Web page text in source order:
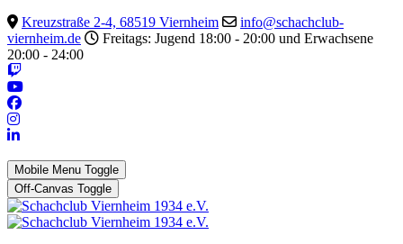
Kreuzstraße 2-4, 68519 Viernheim
info@schachclub-
viernheim.de
Freitags: Jugend 18:00 - 20:00 und Erwachsene
20:00 - 24:00
Mobile Menu Toggle
Off-Canvas Toggle